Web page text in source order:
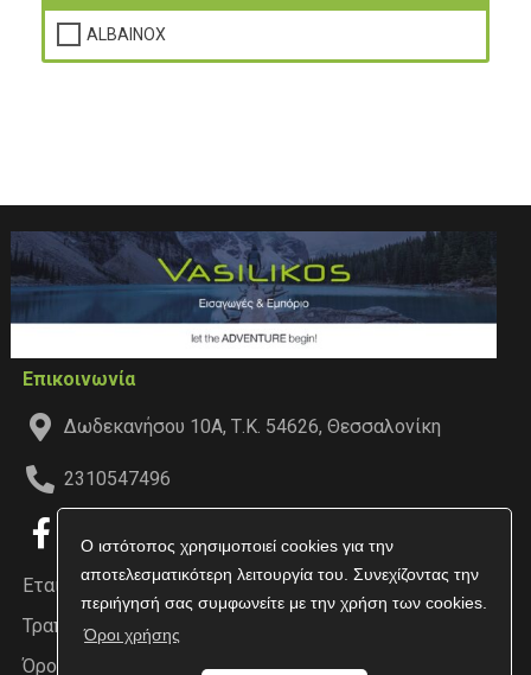
Ο ιστότοπος χρησιμοποιεί cookies για την
αποτελεσματικότερη λειτουργία του. Συνεχίζοντας την
περιήγησή σας συμφωνείτε με την χρήση των cookies.
Όροι χρήσης
ALBAINOX
Επικοινωνία
Δωδεκανήσου 10Α, Τ.Κ. 54626, Θεσσαλονίκη
2310547496
Εταιρεία
Τραπεζικοί Λογαριασμοί
Όροι χρήσης